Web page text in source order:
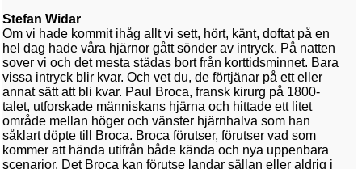
Stefan Widar
Om vi hade kommit ihåg allt vi sett, hört, känt, doftat på en
hel dag hade våra hjärnor gått sönder av intryck. På natten
sover vi och det mesta städas bort från korttidsminnet. Bara
vissa intryck blir kvar. Och vet du, de förtjänar på ett eller
annat sätt att bli kvar. Paul Broca, fransk kirurg på 1800-
talet, utforskade människans hjärna och hittade ett litet
område mellan höger och vänster hjärnhalva som han
såklart döpte till Broca. Broca förutser, förutser vad som
kommer att hända utifrån både kända och nya uppenbara
scenarior. Det Broca kan förutse landar sällan eller aldrig i